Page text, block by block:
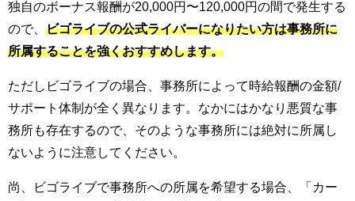
独自のボーナス報酬が20,000円〜120,000円の間で発生する
ので、 ビゴライブの公式ライバーになりたい方は事務所に
所属することを強くおすすめします。
ただしビゴライブの場合、事務所によって時給報酬の金額/
サポート体制が全く異なります。なかにはかなり悪質な事
務所も存在するので、そのような事務所には絶対に所属し
ないように注意してください。
尚、ビゴライブで事務所への所属を希望する場合、「カー